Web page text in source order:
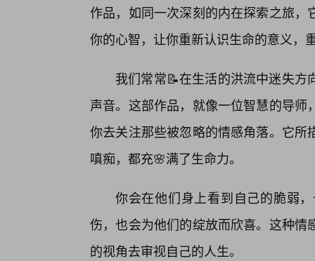
作品，如同一次深刻的内在探索之旅
你的心智，让你重新认识生命的意义，
我们常常📝在生活的洪流中迷失
声音。这部作品，就像一位智慧的导
你去关注那些被忽略的情感角落。它
嗔痴，都充🌸满了生命力。
你会在他们身上看到自己的脆弱
伤，也会为他们的绽放而欣喜。这种
的视角去审视自己的人生。